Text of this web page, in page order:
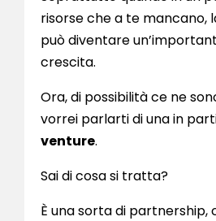
risorse che a te mancano,
può diventare
crescita.
Ora, di possibilità ce ne
vorrei parlarti di una in
venture.
Sai di cosa si tratta?
È una sorta di partnership,